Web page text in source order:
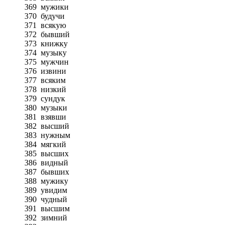
369 мужики
370 будучи
371
всякую
372 бывший
373 книжку
374 музыку
375 мужчин
376 извини
377 всяким
378 низкий
379 сундук
380 музыки
381
взявши
382 высший
383 нужным
384 мягкий
385 высших
386 видный
387 бывших
388 мужику
389 увидим
390 чудный
391
высшим
392 зимний